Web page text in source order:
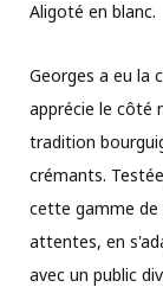
Aligoté en blanc.
Georges a eu la
apprécie le côté
tradition
crémants.
cette gamme de
attentes, en
avec un public